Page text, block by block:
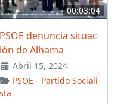
00:03:04
PSOE denuncia situac
ión de Alhama
Abril 15, 2024
PSOE - Partido Sociali
sta